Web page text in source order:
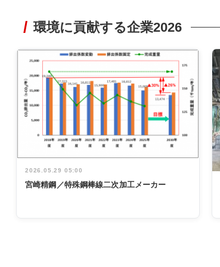
環境に貢献する企業2026
2026.05.29 05:00
宮崎精鋼／特殊鋼棒線二次加工メーカー